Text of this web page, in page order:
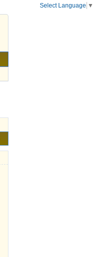
Select Language ▼